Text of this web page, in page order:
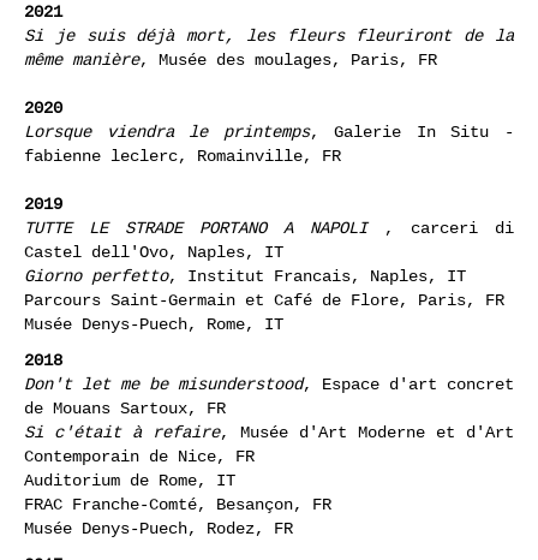
de l'art, Musée Cognacq Jay, Paris FR
2021
même manière
2020
fabienne leclerc, Romainville, FR
2019
TUTTE LE STRADE PORTANO A NAPOLI
, carceri di
Castel dell'Ovo, Naples, IT
Giorno perfetto, Institut Francais, Naples, IT
Musée Denys-Puech, Rome, IT
2018
Don't let me be misunderstood, Espace d'art concret
de Mouans Sartoux, FR
Si c'était à refaire,
Contemporain de Nice, FR
Auditorium de Rome, IT